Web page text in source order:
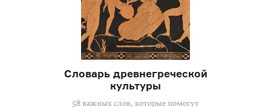
Словарь древнегреческой
культуры
58 важных слов, которые помогут